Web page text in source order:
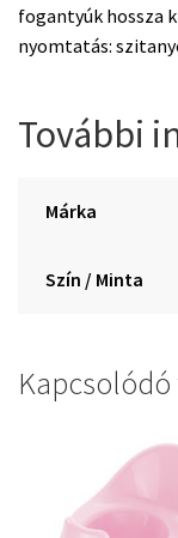
fogantyúk hossza
nyomtatás:
További
Márka
Szín / Minta